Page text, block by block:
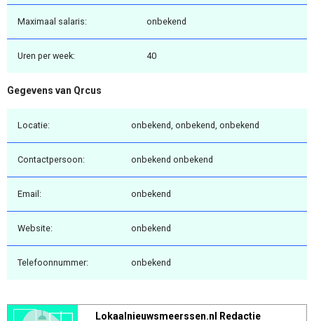
Maximaal salaris: onbekend
Uren per week: 40
Gegevens van Qrcus
Locatie: onbekend, onbekend, onbekend
Contactpersoon: onbekend onbekend
Email: onbekend
Website: onbekend
Telefoonnummer: onbekend
Lokaalnieuwsmeerssen.nl Redactie